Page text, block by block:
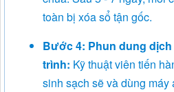
toàn bị xóa sổ tận gốc.
Bước 4: Phun dung
trình: Kỹ thuật viên tiến
sinh sạch sẽ và dùng